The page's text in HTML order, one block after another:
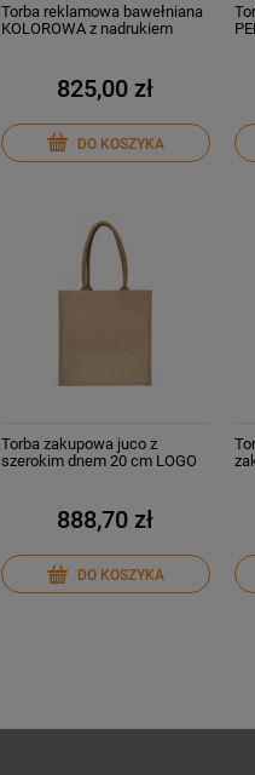
Torba reklamowa bawełniana
KOLOROWA z nadrukiem
825,00 zł
DO KOSZYKA
Torba zakupowa juco z
szerokim dnem 20 cm LOGO
888,70 zł
DO KOSZYKA